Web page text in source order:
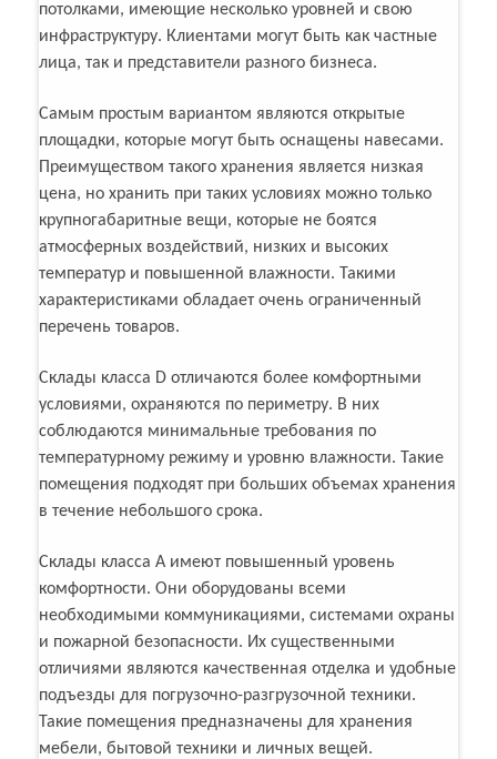
потолками, имеющие несколько уровней и свою
инфраструктуру. Клиентами могут быть как частные
лица, так и представители разного бизнеса.
Самым простым вариантом являются открытые
площадки, которые могут быть оснащены навесами.
Преимуществом такого хранения является низкая
цена, но хранить при таких условиях можно только
крупногабаритные вещи, которые не боятся
атмосферных воздействий, низких и высоких
температур и повышенной влажности. Такими
характеристиками обладает очень ограниченный
перечень товаров.
Склады класса D отличаются более комфортными
условиями, охраняются по периметру. В них
соблюдаются минимальные требования по
температурному режиму и уровню влажности. Такие
помещения подходят при больших объемах хранения
в течение небольшого срока.
Склады класса А имеют повышенный уровень
комфортности. Они оборудованы всеми
необходимыми коммуникациями, системами охраны
и пожарной безопасности. Их существенными
отличиями являются качественная отделка и удобные
подъезды для погрузочно-разгрузочной техники.
Такие помещения предназначены для хранения
мебели, бытовой техники и личных вещей.